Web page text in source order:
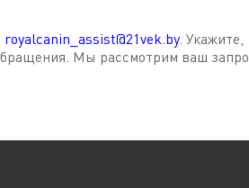
royalcanin_assist@21vek.by. Укажите,
Мы рассмотрим ваш